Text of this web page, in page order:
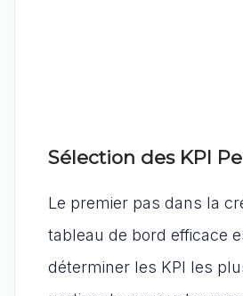
Sélection des KPI
Le premier pas dans la
tableau de bord efficace
déterminer les KPI les